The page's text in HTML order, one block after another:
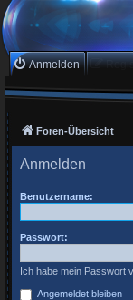
Anmelden
Foren-Übersicht
Anmelden
Benutzername:
Passwort:
Ich habe mein Passwort
Angemeldet bleiben